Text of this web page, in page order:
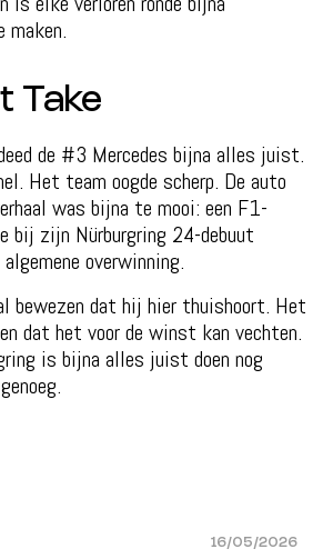
maken.
Take
de #3 Mercedes bijna alles juist.
Het team oogde scherp. De auto
was bijna te mooi: een F1-
bij zijn Nürburgring 24-debuut
overwinning.
bewezen dat hij hier thuishoort. Het
dat het voor de winst kan vechten.
is bijna alles juist doen nog
16/05/2026